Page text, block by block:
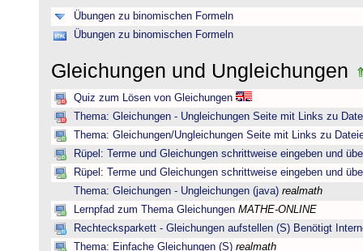
Übungen zu binomischen Formeln
Übungen zu binomischen Formeln
Gleichungen und Ungleichungen
Quiz zum Lösen von Gleichungen
Thema: Gleichungen - Ungleichungen Seite mit Links zu
Thema: Gleichungen/Ungleichungen Seite mit Links zu
Rüpel: Terme und Gleichungen schrittweise eingeben und
Rüpel: Terme und Gleichungen schrittweise eingeben und
Thema: Gleichungen - Ungleichungen (java) realmath
Lernpfad zum Thema Gleichungen MATHE-ONLINE
Rechtecksparkett - Gleichungen aufstellen (S) Benötigt
Thema: Einfache Gleichungen (S) realmath